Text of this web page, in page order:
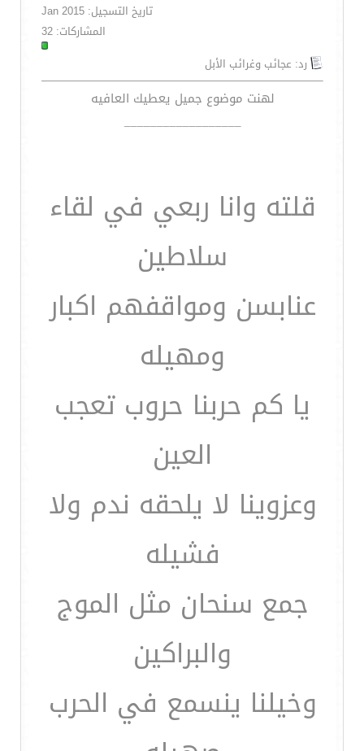
تاريخ التسجيل: Jan 2015
المشاركات: 32
رد: عجائب وغرائب الأبل
لهنت موضوع جميل يعطيك العافيه
__________________
قلته وانا ربعي في لقاء
سلاطين
عنابسن ومواقفهم اكبار
ومهيله
يا كم حربنا حروب تعجب
العين
وعزوينا لا يلحقه ندم ولا
فشيله
جمع سنحان مثل الموج
والبراكين
وخيلنا ينسمع في الحرب